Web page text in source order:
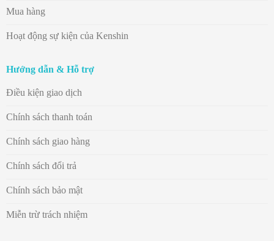
Mua hàng
Hoạt động sự kiện của Kenshin
Hướng dẫn & Hỗ trợ
Điều kiện giao dịch
Chính sách thanh toán
Chính sách giao hàng
Chính sách đổi trả
Chính sách bảo mật
Miễn trừ trách nhiệm